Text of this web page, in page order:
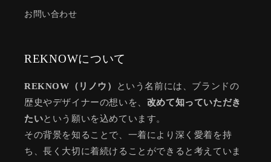
お問い合わせ
REKNOWについて
REKNOW（リノウ）
という名前には、ブランドの
歴史やデザイナーの想いを、 改めて知っていただき
たいという願いを込めています。
その背景を知ることで、一着により深く愛着を持
ち、長く大切に着続けることができると考えていま